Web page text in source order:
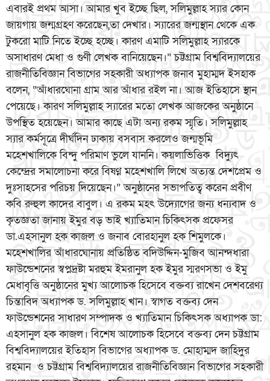
এবারই প্রথম আসা। আমার খুব ইচ্ছে ছিল, সলিমুল্লাহ স্যার কোন
জায়গায় জন্মগ্রহণ করেছেন,তা দেখার। স্যারের জন্মস্থান থেকে এক
টুকরো মাটি নিতে ইচ্ছে হচ্ছে। কারণ এমাটি সলিমুল্লাহ স্যারকে
অসাধারণ মেধা ও গুণী লেখক বানিয়েছেন।” চট্টগ্রাম বিশ্ববিদ্যালয়ের
রাজনীতিবিজ্ঞান বিভাগের সহকারী অধ্যাপক জনাব মুহাম্মদ ইসহাক
বলেন, “আঁধারঘোনা গ্রাম আর আঁধার রইল না। আজ ইতিহাসে স্থান
পেয়েছে। কারণ সলিমুল্লাহ স্যারের মতো লেখক আজকের অনুষ্ঠানে
উপস্থিত হয়েছেন। আমার কাছে এটা অন্য রকম স্মৃতি। সলিমুল্লাহ
স্যার কর্মসূত্রে দীর্ঘদিন ঢাকায় বসবাস করলেও জন্মভূমি
মহেশখালিকে বিন্দু পরিমাণ ভুলে যাননি। কয়লাভিত্তিক বিদ্যুৎ
কেন্দ্রের সমালোচনা করে বিষণ্ন মহেশখালি লিখে অত্যন্ত দেশপ্রেম ও
দুঃসাহসের পরিচয় দিয়েছেন।” অনুষ্ঠানের সভাপতিত্ব করেন প্রবীণ
কবি রুহুল কাদের বাবুল। এ রকম মহৎ উদ্যোগের জন্য ধন্যবাদ ও
কৃতজ্ঞতা জানায় ইমুর বড় ভাই খ্যাতিমান চিকিৎসক প্রফেসর
ডা.এহসানুল হক কাজল ও জনাব বোরহানুল হক শিমুলকে।
মহেশখালির আঁধারঘোনায় প্রতিষ্ঠিত বদিউদ্দিন-মুজিব আনন্দধারা
ফাউন্ডেশনের স্বপ্নদ্রষ্টা মরহুম ইমরানুল হক ইমুর স্মরণসভা ও ইমু
মেধাবৃত্তি অনুষ্ঠানের মুখ্য আলোচক হিসেবে বক্তব্য রাখেন দেশবরেণ্য
চিন্তাবিদ অধ্যাপক ড. সলিমুল্লাহ খান। স্বাগত বক্তব্য দেন
ফাউন্ডেশনের সাধারণ সম্পাদক ও খ্যাতিমান চিকিৎসক অধ্যাপক ডা:
এহসানুল হক কাজল। বিশেষ আলোচক হিসেবে বক্তব্য দেন চট্টগ্রাম
বিশ্ববিদ্যালয়ের ইতিহাস বিভাগের অধ্যাপক ড. মোহাম্মদ জাহিদুর
রহমান ও চট্টগ্রাম বিশ্ববিদ্যালয়ের রাজনীতিবিজ্ঞান বিভাগের সহকারী